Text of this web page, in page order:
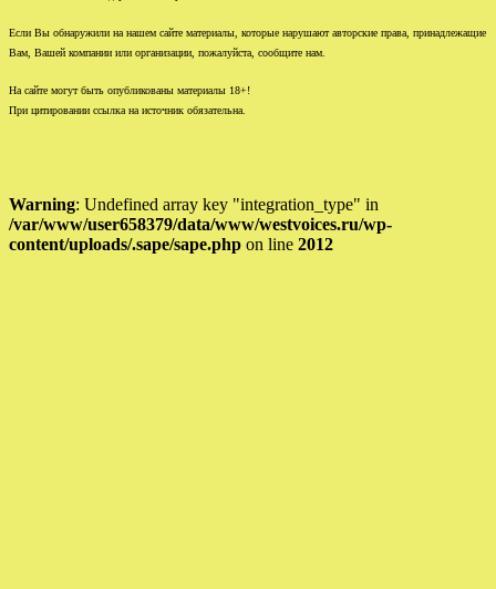
Если Вы обнаружили на нашем сайте материалы, которые нарушают авторские права, принадлежащие
Вам, Вашей компании или организации, пожалуйста, сообщите нам.
На сайте могут быть опубликованы материалы 18+!
При цитировании ссылка на источник обязательна.
Warning: Undefined array key "integration_type" in
/var/www/user658379/data/www/westvoices.ru/wp-
content/uploads/.sape/sape.php on line 2012